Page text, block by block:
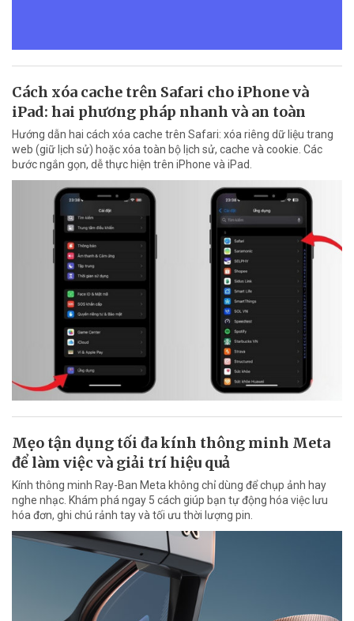
Cách xóa cache trên Safari cho iPhone và
iPad: hai phương pháp nhanh và an toàn
Hướng dẫn hai cách xóa cache trên Safari: xóa riêng dữ liệu trang
web (giữ lịch sử) hoặc xóa toàn bộ lịch sử, cache và cookie. Các
bước ngắn gọn, dễ thực hiện trên iPhone và iPad.
Mẹo tận dụng tối đa kính thông minh Meta
để làm việc và giải trí hiệu quả
Kính thông minh Ray-Ban Meta không chỉ dùng để chụp ảnh hay
nghe nhạc. Khám phá ngay 5 cách giúp bạn tự động hóa việc lưu
hóa đơn, ghi chú rảnh tay và tối ưu thời lượng pin.